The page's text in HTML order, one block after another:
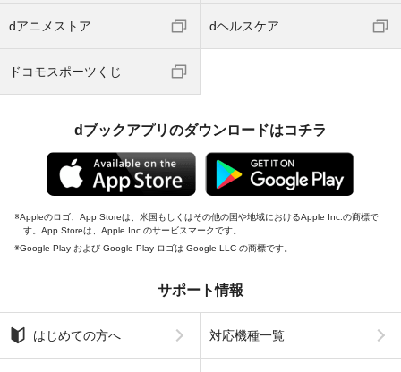
dアニメストア dヘルスケア
ドコモスポーツくじ
dブックアプリのダウンロードはコチラ
Appleのロゴ、App Storeは、米国もしくはその他の国や地域におけるApple Inc.の商標で
す。App Storeは、Apple Inc.のサービスマークです。
Google Play および Google Play ロゴは Google LLC の商標です。
サポート情報
はじめての方へ 対応機種一覧